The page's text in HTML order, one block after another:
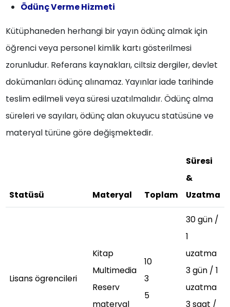
Ödünç Verme Hizmeti
Kütüphaneden herhangi bir yayın ödünç almak için
öğrenci veya personel kimlik kartı gösterilmesi
zorunludur. Referans kaynakları, ciltsiz dergiler, devlet
dokümanları ödünç alınamaz. Yayınlar iade tarihinde
teslim edilmeli veya süresi uzatılmalıdır. Ödünç alma
süreleri ve sayıları, ödünç alan okuyucu statüsüne ve
materyal türüne göre değişmektedir.
Statüsü Materyal Toplam
Süresi
&
Uzatma
Lisans ögrencileri
Kitap
Multimedia
Reserv
materyal
10
3
5
30 gün /
1
uzatma
3 gün / 1
uzatma
3 saat /